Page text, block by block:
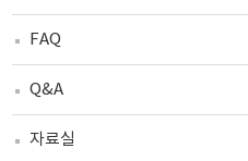
FAQ
Q&A
자료실